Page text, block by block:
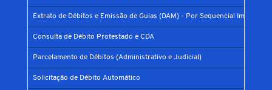
Extrato de Débitos e Emissão de Guias (DAM) - Por Sequencial Imobiliário
Consulta de Débito Protestado e CDA
Parcelamento de Débitos (Administrativo e Judicial)
Solicitação de Débito Automático